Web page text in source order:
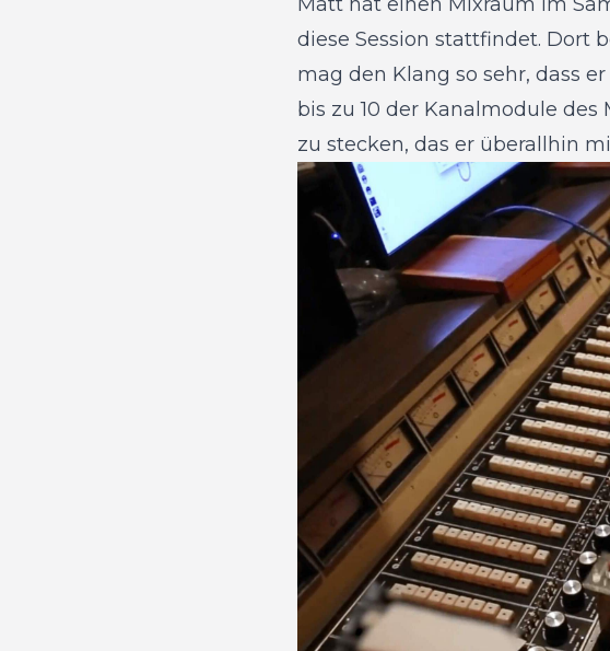
diese Session stattfindet. Dort
mag den Klang so sehr, dass
bis zu 10 der Kanalmodule des
zu stecken, das er überallhin